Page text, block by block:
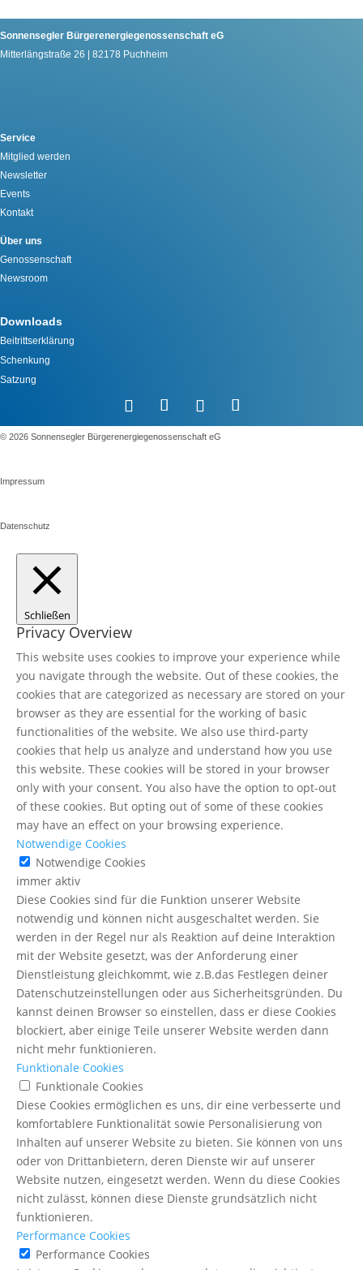
Sonnensegler Bürgerenergiegenossenschaft eG
Mitterlängstraße 26 | 82178 Puchheim
Service
Mitglied werden
Newsletter
Events
Kontakt
Über uns
Genossenschaft
Newsroom
Downloads
Beitrittserklärung
Schenkung
Satzung
©️ 2026 Sonnensegler Bürgerenergiegenossenschaft eG
Impressum
Datenschutz
Schließen
Privacy Overview
This website uses cookies to improve your experience while
you navigate through the website. Out of these cookies, the
cookies that are categorized as necessary are stored on your
browser as they are essential for the working of basic
functionalities of the website. We also use third-party
cookies that help us analyze and understand how you use
this website. These cookies will be stored in your browser
only with your consent. You also have the option to opt-out
of these cookies. But opting out of some of these cookies
may have an effect on your browsing experience.
Notwendige Cookies
Notwendige Cookies
immer aktiv
Diese Cookies sind für die Funktion unserer Website
notwendig und können nicht ausgeschaltet werden. Sie
werden in der Regel nur als Reaktion auf deine Interaktion
mit der Website gesetzt, was der Anforderung einer
Dienstleistung gleichkommt, wie z.B.das Festlegen deiner
Datenschutzeinstellungen oder aus Sicherheitsgründen. Du
kannst deinen Browser so einstellen, dass er diese Cookies
blockiert, aber einige Teile unserer Website werden dann
nicht mehr funktionieren.
Funktionale Cookies
Funktionale Cookies
Diese Cookies ermöglichen es uns, dir eine verbesserte und
komfortablere Funktionalität sowie Personalisierung von
Inhalten auf unserer Website zu bieten. Sie können von uns
oder von Drittanbietern, deren Dienste wir auf unserer
Website nutzen, eingesetzt werden. Wenn du diese Cookies
nicht zulässt, können diese Dienste grundsätzlich nicht
funktionieren.
Performance Cookies
Performance Cookies